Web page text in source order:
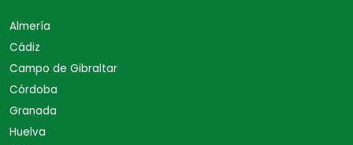
Almería
Cádiz
Campo de Gibraltar
Córdoba
Granada
Huelva